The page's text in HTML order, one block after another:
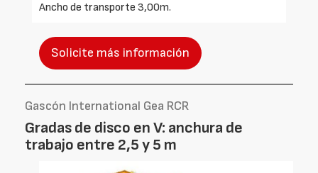
Ancho de transporte 3,00m.
Solicite más información
Gascón International Gea RCR
Gradas de disco en V: anchura de
trabajo entre 2,5 y 5 m